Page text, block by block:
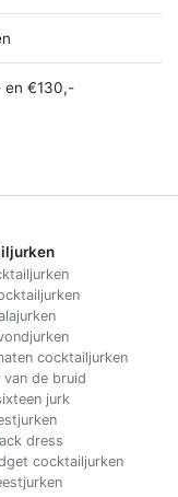
en €130,-
cocktailjurken
van de bruid
jurk
dress
cocktailjurken